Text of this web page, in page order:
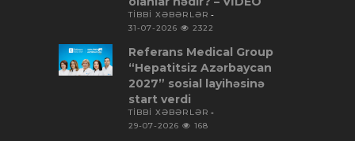
TİBBİ XƏBƏRLƏR
31-07-2026
2322
Referans Medical Group
“Hepatitsiz Azərbaycan
2027” sosial layihəsinə
start verdi
TİBBİ XƏBƏRLƏR
29-07-2026
168